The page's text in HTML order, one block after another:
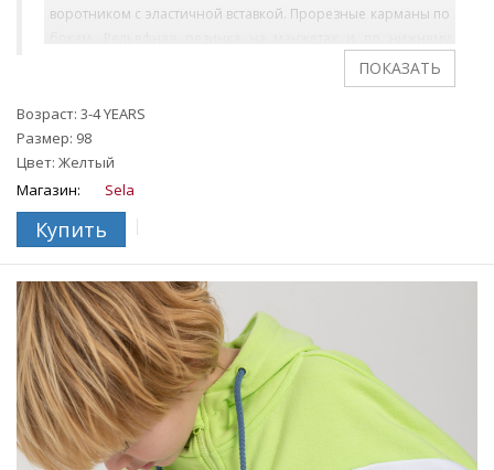
воротником с эластичной вставкой. Прорезные карманы по
Возраст: 3-4 YEARS
Размер: 98
Цвет: Желтый
Магазин:
Sela
Купить